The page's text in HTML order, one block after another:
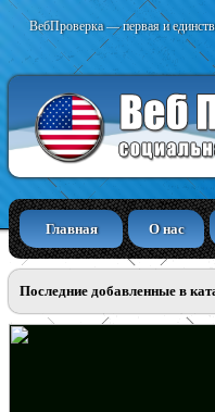
ВебПроверка — первая и
Главная О нас
Последние добавленные в